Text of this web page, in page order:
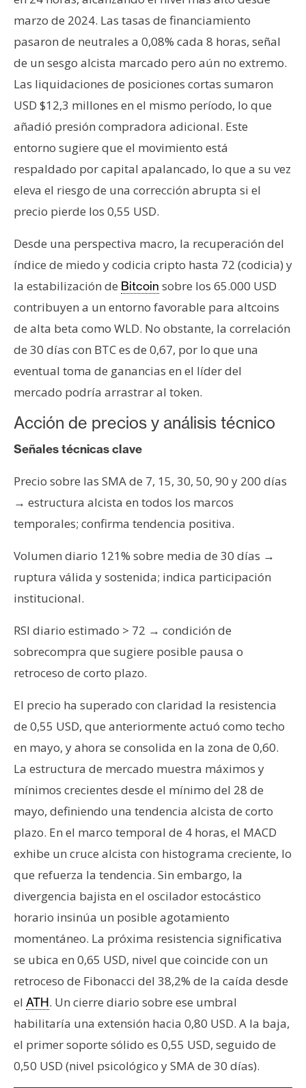
marzo de 2024. Las tasas de financiamiento
pasaron de neutrales a 0,08% cada 8 horas, señal
de un sesgo alcista marcado pero aún no extremo.
Las liquidaciones de posiciones cortas sumaron
USD $12,3 millones en el mismo período, lo que
añadió presión compradora adicional. Este
entorno sugiere que el movimiento está
respaldado por capital apalancado, lo que a su vez
eleva el riesgo de una corrección abrupta si el
precio pierde los 0,55 USD.
Desde una perspectiva macro, la recuperación del
índice de miedo y codicia cripto hasta 72 (codicia) y
la estabilización de Bitcoin sobre los 65.000 USD
contribuyen a un entorno favorable para altcoins
de alta beta como WLD. No obstante, la correlación
de 30 días con BTC es de 0,67, por lo que una
eventual toma de ganancias en el líder del
mercado podría arrastrar al token.
Acción de precios y análisis técnico
Señales técnicas clave
Precio sobre las SMA de 7, 15, 30, 50, 90 y 200 días
→ estructura alcista en todos los marcos
temporales; confirma tendencia positiva.
Volumen diario 121% sobre media de 30 días →
ruptura válida y sostenida; indica participación
institucional.
RSI diario estimado > 72 → condición de
sobrecompra que sugiere posible pausa o
retroceso de corto plazo.
El precio ha superado con claridad la resistencia
de 0,55 USD, que anteriormente actuó como techo
en mayo, y ahora se consolida en la zona de 0,60.
La estructura de mercado muestra máximos y
mínimos crecientes desde el mínimo del 28 de
mayo, definiendo una tendencia alcista de corto
plazo. En el marco temporal de 4 horas, el MACD
exhibe un cruce alcista con histograma creciente, lo
que refuerza la tendencia. Sin embargo, la
divergencia bajista en el oscilador estocástico
horario insinúa un posible agotamiento
momentáneo. La próxima resistencia significativa
se ubica en 0,65 USD, nivel que coincide con un
retroceso de Fibonacci del 38,2% de la caída desde
el ATH. Un cierre diario sobre ese umbral
habilitaría una extensión hacia 0,80 USD. A la baja,
el primer soporte sólido es 0,55 USD, seguido de
0,50 USD (nivel psicológico y SMA de 30 días).